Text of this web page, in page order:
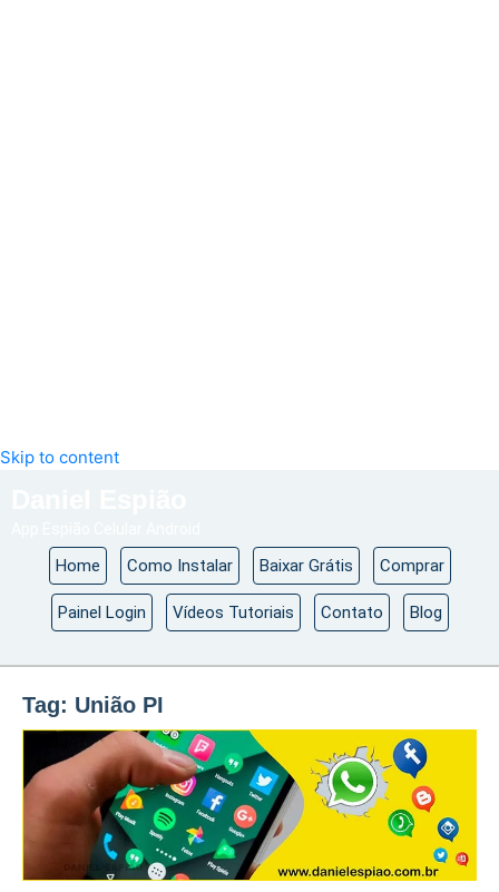
Skip to content
Home Como Instalar Baixar Grátis Comprar
Painel Login Vídeos Tutoriais Contato Blog
Tag: União PI